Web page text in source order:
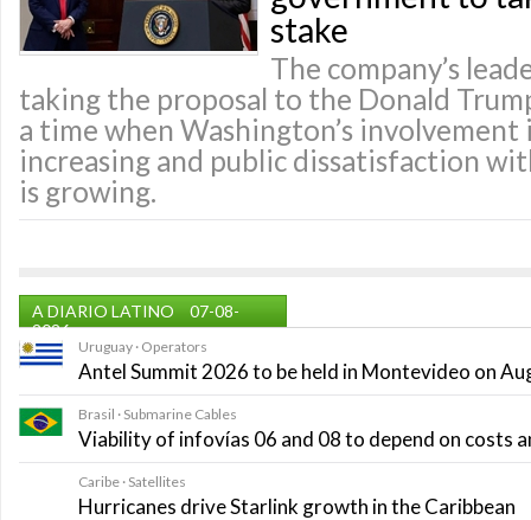
stake
The company’s
taking the proposal to the Donald
a time when Washington’s
increasing and public dissatisfaction
is growing.
A DIARIO LATINO
07-08-
2026
Uruguay · Operators
Antel Summit 2026 to be held in Montevideo on
Brasil · Submarine Cables
Viability of infovías 06 and 08 to depend on costs
Caribe · Satellites
Hurricanes drive Starlink growth in the Caribbean